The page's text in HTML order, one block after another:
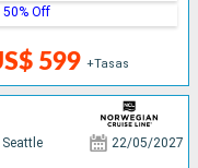
599 +Tasas
50% Off
Seattle 22/05/2027